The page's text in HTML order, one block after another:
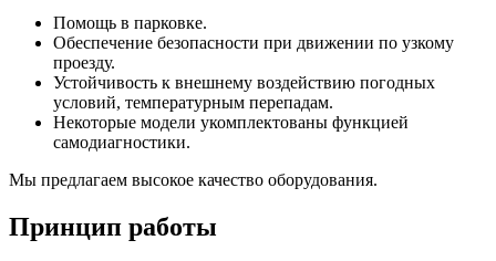
Помощь в парковке.
Обеспечение безопасности при движении по узкому
проезду.
Устойчивость к внешнему воздействию погодных
условий, температурным перепадам.
Некоторые модели укомплектованы функцией
самодиагностики.
Мы предлагаем высокое качество оборудования.
Принцип работы